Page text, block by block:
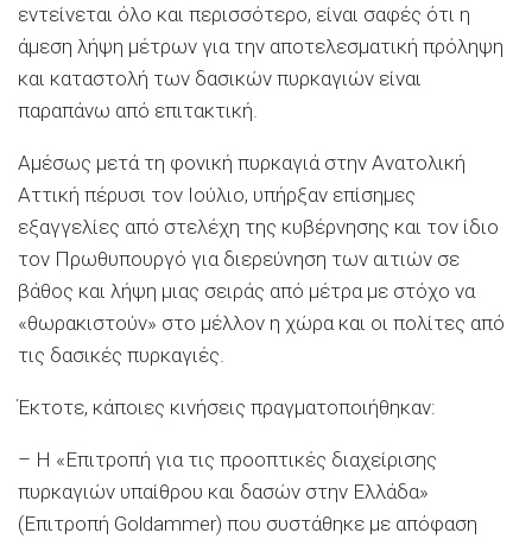
εντείνεται όλο και περισσότερο, είναι σαφές ότι η
άμεση λήψη μέτρων για την αποτελεσματική πρόληψη
και καταστολή των δασικών πυρκαγιών είναι
παραπάνω από επιτακτική.
Aμέσως μετά τη φονική πυρκαγιά στην Ανατολική
Αττική πέρυσι τον Ιούλιο, υπήρξαν επίσημες
εξαγγελίες από στελέχη της κυβέρνησης και τον ίδιο
τον Πρωθυπουργό για διερεύνηση των αιτιών σε
βάθος και λήψη μιας σειράς από μέτρα με στόχο να
«θωρακιστούν» στο μέλλον η χώρα και οι πολίτες από
τις δασικές πυρκαγιές.
Έκτοτε, κάποιες κινήσεις πραγματοποιήθηκαν:
– Η «Επιτροπή για τις προοπτικές διαχείρισης
πυρκαγιών υπαίθρου και δασών στην Ελλάδα»
(Επιτροπή Goldammer) που συστάθηκε με απόφαση